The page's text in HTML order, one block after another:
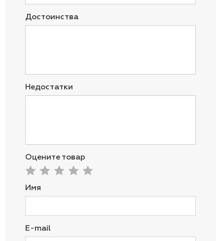
Достоинства
Недостатки
Оцените товар
Имя
E-mail